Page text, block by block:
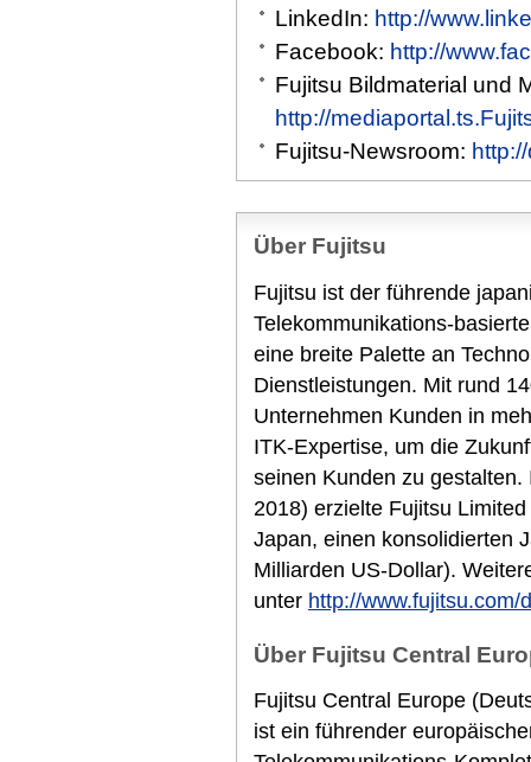
LinkedIn: http://
Facebook: http://
Fujitsu Bildmaterial und
http://
Fujitsu-Newsroom:
Über Fujitsu
Fujitsu ist der führende
Telekommunikations-
eine breite Palette an
Dienstleistungen. Mit rund
Unternehmen Kunden in
ITK-Expertise, um die
seinen Kunden zu
2018) erzielte Fujitsu
Japan, einen konsolidierten
Milliarden US-Dollar).
unter http://www.fujitsu.com/
Über Fujitsu Central
Fujitsu Central Europe
ist ein führender